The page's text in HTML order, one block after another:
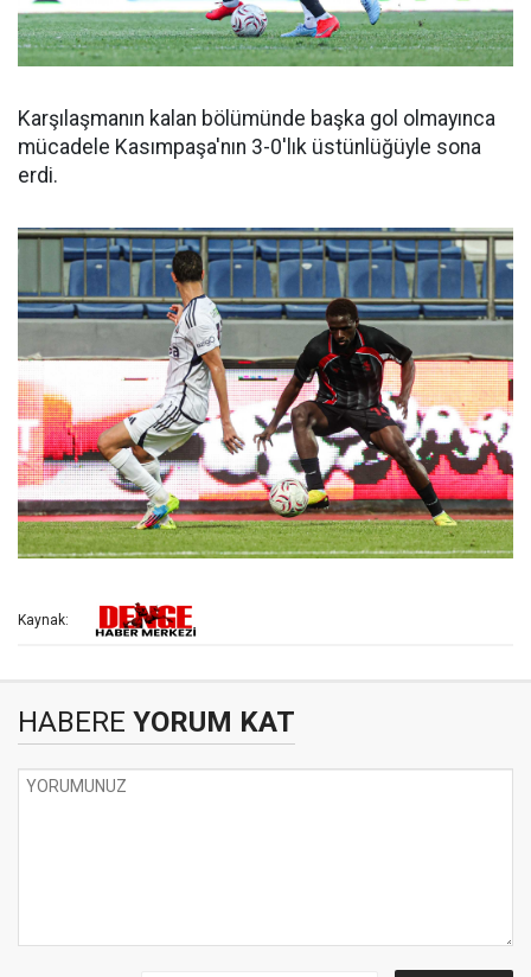
Karşılaşmanın kalan bölümünde başka gol olmayınca
mücadele Kasımpaşa'nın 3-0'lık üstünlüğüyle sona
erdi.
Kaynak:
HABERE YORUM KAT